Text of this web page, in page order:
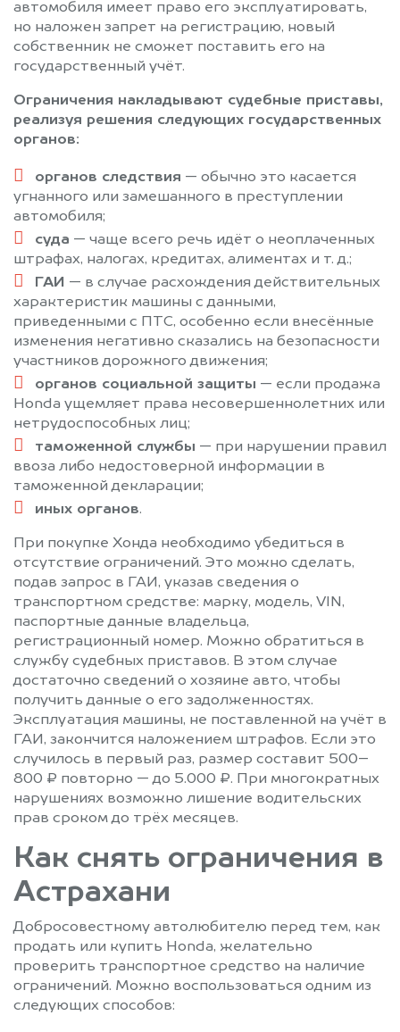
автомобиля имеет право его эксплуатировать,
но наложен запрет на регистрацию, новый
собственник не сможет поставить его на
государственный учёт.
Ограничения накладывают судебные приставы,
реализуя решения следующих государственных
органов:
органов следствия — обычно это касается
угнанного или замешанного в преступлении
автомобиля;
суда — чаще всего речь идёт о неоплаченных
штрафах, налогах, кредитах, алиментах и т. д.;
ГАИ — в случае расхождения действительных
характеристик машины с данными,
приведенными с ПТС, особенно если внесённые
изменения негативно сказались на безопасности
участников дорожного движения;
органов социальной защиты — если продажа
Honda ущемляет права несовершеннолетних или
нетрудоспособных лиц;
таможенной службы — при нарушении правил
ввоза либо недостоверной информации в
таможенной декларации;
иных органов.
При покупке Хонда необходимо убедиться в
отсутствие ограничений. Это можно сделать,
подав запрос в ГАИ, указав сведения о
транспортном средстве: марку, модель, VIN,
паспортные данные владельца,
регистрационный номер. Можно обратиться в
службу судебных приставов. В этом случае
достаточно сведений о хозяине авто, чтобы
получить данные о его задолженностях.
Эксплуатация машины, не поставленной на учёт в
ГАИ, закончится наложением штрафов. Если это
случилось в первый раз, размер составит 500–
800 ₽ повторно — до 5.000 ₽. При многократных
нарушениях возможно лишение водительских
прав сроком до трёх месяцев.
Как снять ограничения в
Астрахани
Добросовестному автолюбителю перед тем, как
продать или купить Honda, желательно
проверить транспортное средство на наличие
ограничений. Можно воспользоваться одним из
следующих способов: